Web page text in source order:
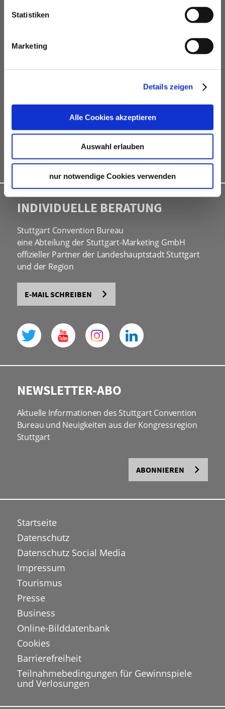
Statistiken
Marketing
Details zeigen
Alle Cookies akzeptieren
Auswahl erlauben
nur notwendige Cookies verwenden
UNSER SERVICE FÜR
VERANSTALTUNGSPLANER
kostenfreie Beratung
Dienstleistern
Rahmenprogramme
Site Inspections
Werbe- und Informationsmaterial
Kongressbewerbungen
INDIVIDUELLE BERATUNG
Stuttgart Convention Bureau
eine Abteilung der Stuttgart-Marketing GmbH
offizieller Partner der Landeshauptstadt Stuttgart
und der Region
E-MAIL SCHREIBEN
NEWSLETTER-ABO
Aktuelle Informationen des Stuttgart Convention
Bureau und Neuigkeiten aus der Kongressregion
Stuttgart
ABONNIEREN
Startseite
Datenschutz
Datenschutz Social Media
Impressum
Tourismus
Presse
Business
Online-Bilddatenbank
Cookies
Barrierefreiheit
Teilnahmebedingungen für Gewinnspiele
und Verlosungen